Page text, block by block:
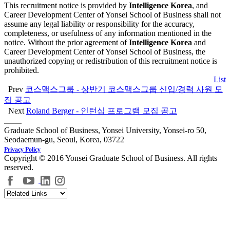
This recruitment notice is provided by Intelligence Korea, and
Career Development Center of Yonsei School of Business shall not
assume any legal liability or responsibility for the accuracy,
completeness, or usefulness of any information mentioned in the
notice. Without the prior agreement ofIntelligence Korea and
Career Development Center of Yonsei School of Business, the
unauthorized copying or redistribution of this recruitment notice is
prohibited.
List
Prev 코스맥스그룹 - 상반기 코스맥스그룹 신입/경력 사원 모
집 공고
Next Roland Berger - 인턴십 프로그램 모집 공고
Graduate School of Business, Yonsei University, Yonsei-ro 50,
Seodaemun-gu, Seoul, Korea, 03722
Privacy Policy
Copyright © 2016 Yonsei Graduate School of Business. All rights
reserved.